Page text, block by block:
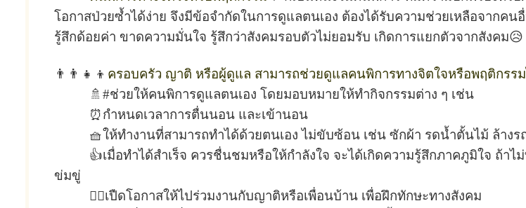
โอกาสป่วยซ้ำได้ง่าย จึงมีข้อจำกัดในการดูแลตนเอง ต้องได้รับความช่วยเหลือจากค
รู้สึกด้อยค่า ขาดความมั่นใจ รู้สึกว่าสังคมรอบตัวไม่ยอมรับ เกิดการแยกตัวจากสังคม😥
👨‍👨‍👧‍👦 ครอบครัว ญาติ หรือผู้ดูแล สามารถช่วยดูแลคนพิการทางจิตใจหรือพฤติกรร
🚿#ช่วยให้คนพิการดูแลตนเอง โดยมอบหมายให้ทำกิจกรรมต่าง ๆ เช่น
⏰กำหนดเวลาการตื่นนอน และเข้านอน
🧺ให้ทำงานที่สามารถทำได้ด้วยตนเอง ไม่ขับซ้อน เช่น ซักผ้า รดน้ำตั้นไม้ ล้างร
👍เมื่อทำได้สำเร็จ ควรชื่นชมหรือให้กำลังใจ จะได้เกิดความรู้สึกภาคภูมิใจ ถ้
ข่มขู่
🚶‍♂️เปืดโอกาสให้ไปร่วมงานกับญาติหรือเพื่อนบ้าน เพื่อฝึกทักษะทางสังคม